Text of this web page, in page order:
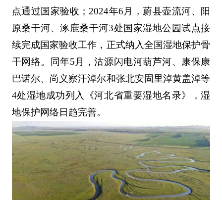
点通过国家验收；2024年6月，蔚县壶流河、阳
原桑干河、涿鹿桑干河3处国家湿地公园试点接
续完成国家验收工作，正式纳入全国湿地保护骨
干网络。同年5月，沽源闪电河葫芦河、康保康
巴诺尔、尚义察汗淖尔和张北安固里淖黄盖淖等
4处湿地成功列入《河北省重要湿地名录》，湿
地保护网络日趋完善。